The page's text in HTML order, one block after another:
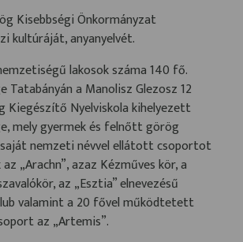
Kisebbségi Önkormányzat
kultúráját, anyanyelvét.
lakosok száma 140 fő.
Tatabányán a Manolisz Glezosz 12
Kiegészítő Nyelviskola kihelyezett
mely gyermek és felnőtt görög
saját nemzeti névvel ellátott csoportot
„Arachn”, azaz Kézműves kör, a
az „Esztia” elnevezésű
valamint a 20 fővel működtetett
az „Artemis”.